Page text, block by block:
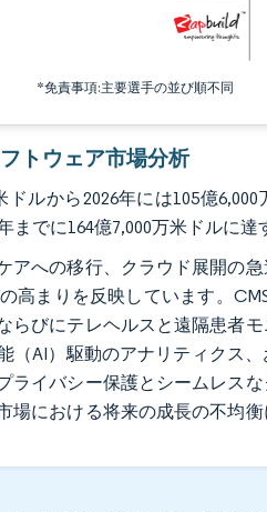
*免責事項:主要選手の並び順不同
トウェア市場分析
ルから2026年には105億
でに164億7,000万米ドルに達
への移行、クラウド展開の
まりを反映しています。
びにテレヘルスと遠隔患者
AI）駆動のアナリティクス
イバシー保護とシームレス
における将来の成長の不均